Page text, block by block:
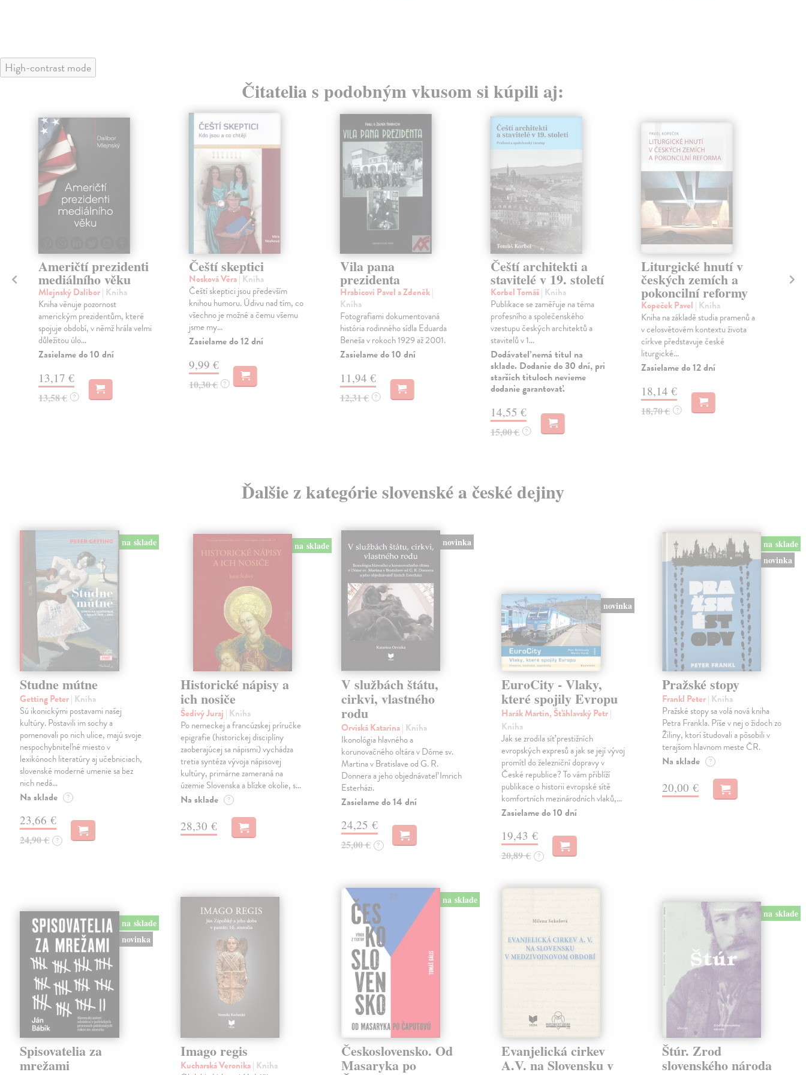
High-contrast mode
Čitatelia s podobným vkusom si kúpili aj:
Američtí prezidenti
mediálního věku
Mlejnský Dalibor| Kniha
Kniha věnuje pozornost
americkým prezidentům, které
spojuje období, v němž hrála velmi
důležitou úlo...
Zasielame do 10 dní
13,17 €
13,58 € ?
Čeští skeptici
Nosková Věra| Kniha
Čeští skeptici jsou především
knihou humoru. Údivu nad tím, co
všechno je možné a čemu všemu
jsme my...
Zasielame do 12 dní
9,99 €
10,30 € ?
Vila pana
prezidenta
Hrabicovi Pavel a Zdeněk|
Kniha
Fotografiami dokumentovaná
história rodinného sídla Eduarda
Beneša v rokoch 1929 až 2001.
Zasielame do 10 dní
11,94 €
12,31 € ?
Čeští architekti a
stavitelé v 19. století
Korbel Tomáš| Kniha
Publikace se zaměřuje na téma
profesního a společenského
vzestupu českých architektů a
stavitelů v 1...
Dodávateľ nemá titul na
sklade. Dodanie do 30 dní, pri
starších tituloch nevieme
dodanie garantovať.
14,55 €
15,00 € ?
Liturgické hnutí v
českých zemích a
pokoncilní reformy
Kopeček Pavel | Kniha
Kniha na základě studia pramenů a
v celosvětovém kontextu života
církve představuje české
liturgické...
Zasielame do 12 dní
18,14 €
18,70 € ?
Ďalšie z kategórie slovenské a české dejiny
na sklade
Studne mútne
Getting Peter| Kniha
Sú ikonickými postavami našej
kultúry. Postavili im sochy a
pomenovali po nich ulice, majú svoje
nespochybniteľné miesto v
lexikónoch literatúry aj učebniciach,
slovenské moderné umenie sa bez
nich nedá…
Na sklade ?
23,66 €
24,90 € ?
na sklade
Historické nápisy a
ich nosiče
Šedivý Juraj | Kniha
Po nemeckej a francúzskej príručke
epigrafie (historickej disciplíny
zaoberajúcej sa nápismi) vychádza
tretia syntéza vývoja nápisovej
kultúry, primárne zameraná na
územie Slovenska a blízke okolie, s…
Na sklade ?
28,30 €
novinka
V službách štátu,
cirkvi, vlastného
rodu
Orviská Katarína| Kniha
Ikonológia hlavného a
korunovačného oltára v Dóme sv.
Martina v Bratislave od G. R.
Donnera a jeho objednávateľ Imrich
Esterházi.
Zasielame do 14 dní
24,25 €
25,00 € ?
novinka
EuroCity - Vlaky,
které spojily Evropu
Harák Martin, Šťáhlavský Petr|
Kniha
Jak se zrodila síť prestižních
evropských expresů a jak se její vývoj
promítl do železniční dopravy v
České republice? To vám přiblíží
publikace o historii evropské sítě
komfortních mezinárodních vlaků,…
Zasielame do 10 dní
19,43 €
20,89 € ?
na sklade
novinka
Pražské stopy
Frankl Peter| Kniha
Pražské stopy sa volá nová kniha
Petra Frankla. Píše v nej o židoch zo
Žiliny, ktorí študovali a pôsobili v
terajšom hlavnom meste ČR.
Na sklade ?
20,00 €
na sklade
novinka
Spisovatelia za
mrežami
Imago regis
Kucharská Veronika| Kniha
na sklade
Československo. Od
Masaryka po
Evanjelická cirkev
A.V. na Slovensku v
na sklade
Štúr. Zrod
slovenského národa